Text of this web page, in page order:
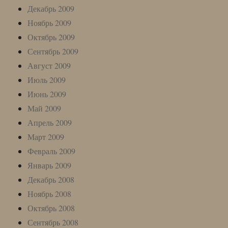
Декабрь 2009
Ноябрь 2009
Октябрь 2009
Сентябрь 2009
Август 2009
Июль 2009
Июнь 2009
Май 2009
Апрель 2009
Март 2009
Февраль 2009
Январь 2009
Декабрь 2008
Ноябрь 2008
Октябрь 2008
Сентябрь 2008